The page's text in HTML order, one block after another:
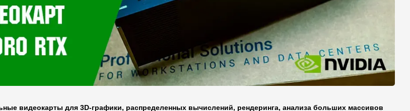
видеокарты для 3D-графики, распределенных вычислений, рендеринга, анализа больших массивов